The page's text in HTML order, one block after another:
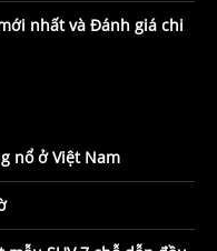
nhất và Đánh giá chi
nổ ở Việt Nam